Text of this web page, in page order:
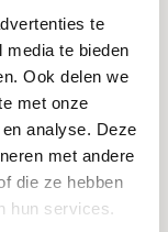
te
te bieden
Ook delen we
met onze
analyse. Deze
met andere
die ze hebben
hun services.